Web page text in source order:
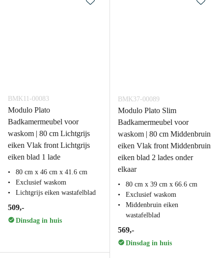
BMK11-00083
Modulo Plato
Badkamermeubel voor
waskom | 80 cm Lichtgrijs
eiken Vlak front Lichtgrijs
eiken blad 1 lade
80 cm x 46 cm x 41.6 cm
Exclusief waskom
Lichtgrijs eiken wastafelblad
509,-
Dinsdag in huis
BMK37-00089
Modulo Plato Slim
Badkamermeubel voor
waskom | 80 cm Middenbruin
eiken Vlak front Middenbruin
eiken blad 2 lades onder
elkaar
80 cm x 39 cm x 66.6 cm
Exclusief waskom
Middenbruin eiken
wastafelblad
569,-
Dinsdag in huis